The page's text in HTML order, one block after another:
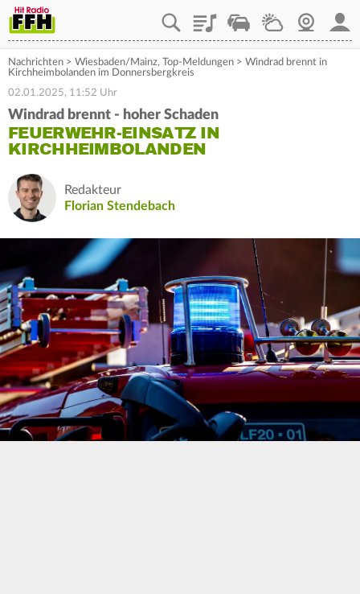
PlaylistStaupilotWetterWebcam
Nachrichten > Wiesbaden/Mainz, Top-Meldungen > Windrad brennt in
Kirchheimbolanden im Donnersbergkreis
02.01.2025, 11:52 Uhr
Windrad brennt - hoher Schaden
FEUERWEHR-EINSATZ IN
KIRCHHEIMBOLANDEN
Redakteur
Florian Stendebach